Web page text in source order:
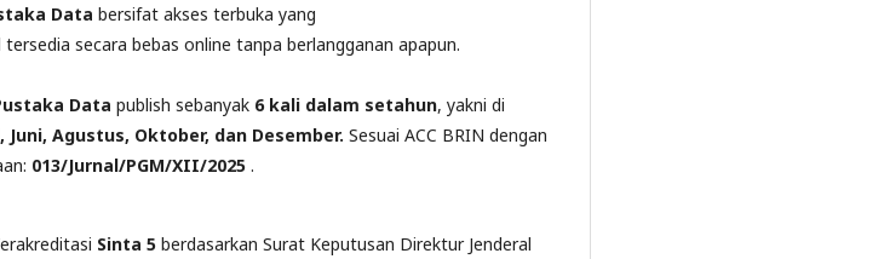
Data bersifat akses terbuka yang
tersedia secara bebas online tanpa berlangganan apapun.
Data publish sebanyak 6 kali dalam setahun, yakni di
Juni, Agustus, Oktober, dan Desember. Sesuai ACC BRIN dengan
013/Jurnal/PGM/XII/2025 .
Sinta 5 berdasarkan Surat Keputusan Direktur Jenderal